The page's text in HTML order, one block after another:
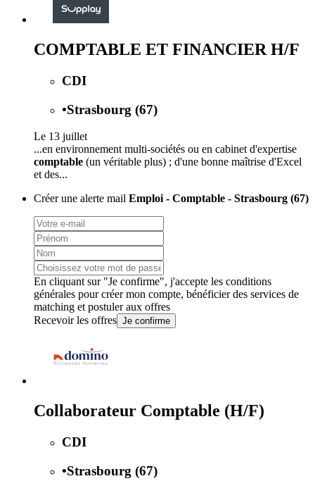
COMPTABLE ET FINANCIER H/F
CDI
•Strasbourg (67)
Le 13 juillet
...en environnement multi-sociétés ou en cabinet d'expertise
comptable (un véritable plus) ; d'une bonne maîtrise d'Excel
et des...
Créer une alerte mail Emploi - Comptable - Strasbourg (67)
En cliquant sur "Je confirme", j'accepte les conditions
générales pour créer mon compte, bénéficier des services de
matching et postuler aux offres
Recevoir les offres Je confirme
Collaborateur Comptable (H/F)
CDI
•Strasbourg (67)